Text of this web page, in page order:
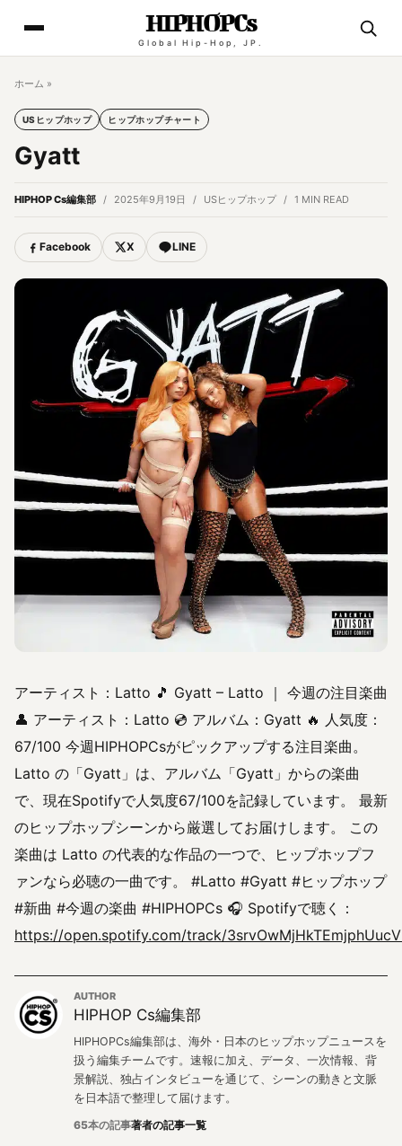
HIPHOPCs
Global Hip-Hop, JP.
ホーム »
USヒップホップ ヒップホップチャート
Gyatt
HIPHOP Cs編集部 2025年9月19日 USヒップホップ 1 MIN READ
Facebook X LINE
アーティスト：Latto 🎵 Gyatt – Latto ｜ 今週の注目楽曲
👤 アーティスト：Latto 💿 アルバム：Gyatt 🔥 人気度：
67/100 今週HIPHOPCsがピックアップする注目楽曲。
Latto の「Gyatt」は、アルバム「Gyatt」からの楽曲
で、現在Spotifyで人気度67/100を記録しています。 最新
のヒップホップシーンから厳選してお届けします。 この
楽曲は Latto の代表的な作品の一つで、ヒップホップフ
ァンなら必聴の一曲です。 #Latto #Gyatt #ヒップホップ
#新曲 #今週の楽曲 #HIPHOPCs 🎧 Spotifyで聴く：
https://open.spotify.com/track/
AUTHOR
HIPHOP Cs編集部
HIPHOPCs編集部は、海外・日本のヒップホップニュースを
扱う編集チームです。速報に加え、データ、一次情報、背
景解説、独占インタビューを通じて、シーンの動きと文脈
を日本語で整理して届けます。
65本の記事著者の記事一覧